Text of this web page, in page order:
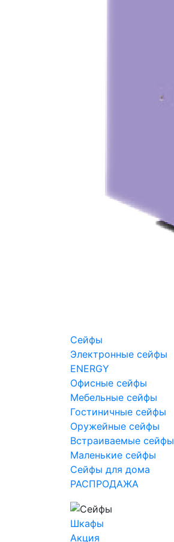
Сейфы
Электронные сейфы
ENERGY
Офисные сейфы
Мебельные сейфы
Гостиничные сейфы
Оружейные сейфы
Встраиваемые сейфы
Маленькие сейфы
Сейфы для дома
РАСПРОДАЖА
Шкафы
Акция